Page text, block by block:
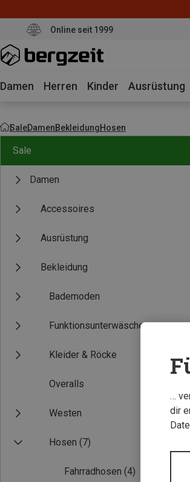
Online seit 1999
Damen Herren Kinder Ausrüstung
SaleDamenBekleidungHosen
Sale
Damen
Accessoires
Ausrüstung
Bekleidung
Bademoden
Funktionsunterwäsche
Kleider & Röcke
Overalls
Westen
Hosen (7)
Fahrradhosen (4)
…
dir